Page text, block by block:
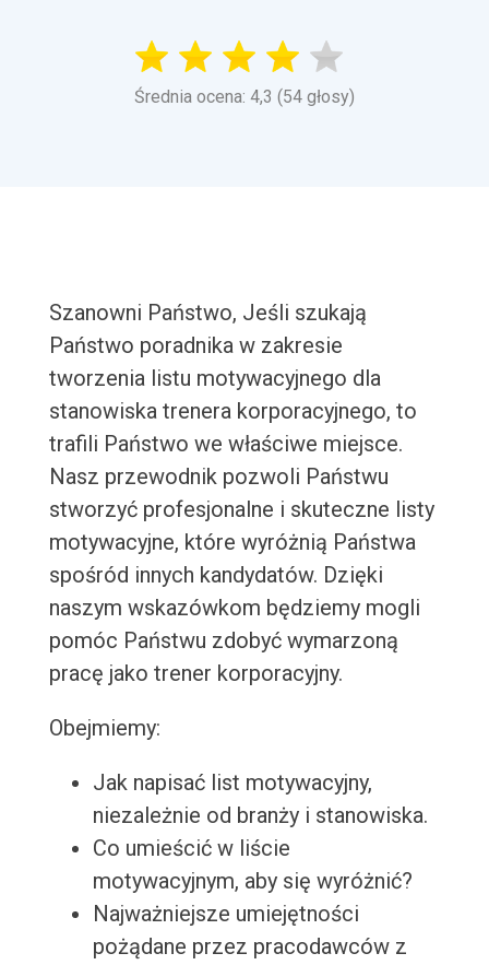
Średnia ocena: 4,3 (54 głosy)
Szanowni Państwo, Jeśli szukają
Państwo poradnika w zakresie
tworzenia listu motywacyjnego dla
stanowiska trenera korporacyjnego, to
trafili Państwo we właściwe miejsce.
Nasz przewodnik pozwoli Państwu
stworzyć profesjonalne i skuteczne listy
motywacyjne, które wyróżnią Państwa
spośród innych kandydatów. Dzięki
naszym wskazówkom będziemy mogli
pomóc Państwu zdobyć wymarzoną
pracę jako trener korporacyjny.
Obejmiemy:
Jak napisać list motywacyjny,
niezależnie od branży i stanowiska.
Co umieścić w liście
motywacyjnym, aby się wyróżnić?
Najważniejsze umiejętności
pożądane przez pracodawców z